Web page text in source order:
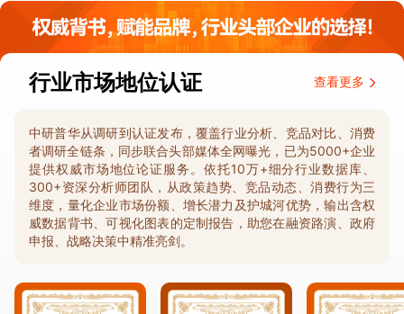
行业市场地位认证 查看更多
中研普华从调研到认证发布，覆盖行业分析、竞品对比、消费
者调研全链条，同步联合头部媒体全网曝光，已为5000+企业
提供权威市场地位论证服务。依托10万+细分行业数据库、
300+资深分析师团队，从政策趋势、竞品动态、消费行为三
维度，量化企业市场份额、增长潜力及护城河优势，输出含权
威数据背书、可视化图表的定制报告，助您在融资路演、政府
申报、战略决策中精准亮剑。